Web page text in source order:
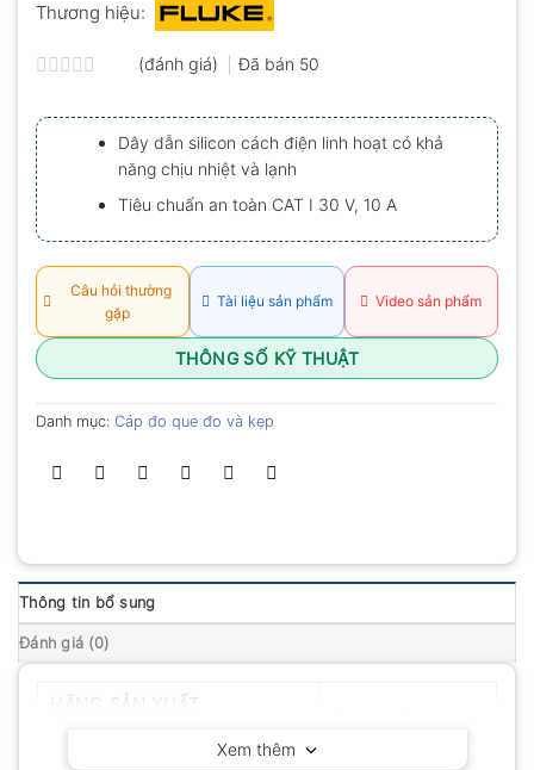
Thương hiệu:
xếp
hạng
0.0
5
sao
(đánh giá) Đã bán 50
Dây dẫn silicon cách điện linh hoạt có khả
năng chịu nhiệt và lạnh
Tiêu chuẩn an toàn CAT I 30 V, 10 A
Câu hỏi thường
gặp
Tài liệu sản phẩm Video sản phẩm
THÔNG SỐ KỸ THUẬT
Danh mục: Cáp đo que đo và kẹp
Thông tin bổ sung
Đánh giá (0)
Xem thêm